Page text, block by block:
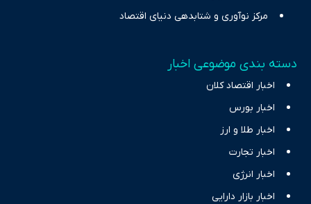
مرکز نوآوری و شتابدهی دنیای اقتصاد
دسته بندی موضوعی اخبار
اخبار اقتصاد کلان
اخبار بورس
اخبار طلا و ارز
اخبار تجارت
اخبار انرژی
اخبار بازار دارایی